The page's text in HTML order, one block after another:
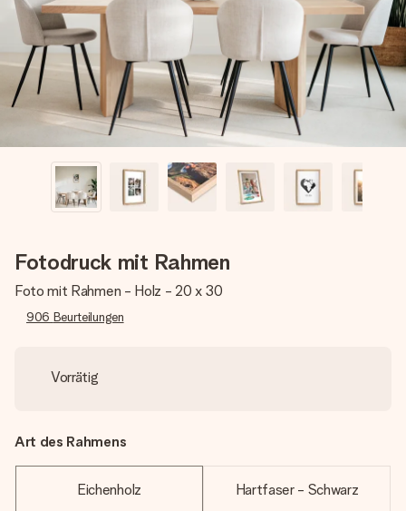
Erstelle etwas Einzigartiges in wenigen Schritten – mit
ihrem Namen, deinem Foto oder einer Nachricht von
Herzen. Kein Stress, nur pure Liebe für den perfekten
Moment.
Fotodruck mit Rahmen
Foto mit Rahmen - Holz - 20 x 30
906 Beurteilungen
Vorrätig
Art des Rahmens
Eichenholz Hartfaser - Schwarz